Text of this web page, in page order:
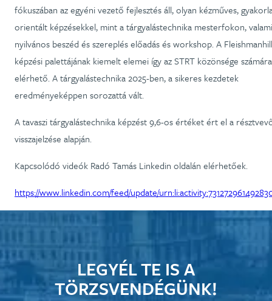
fókuszában az egyéni vezető fejlesztés áll, olyan kézműves,
orientált képzésekkel, mint a tárgyalástechnika mesterfokon,
nyilvános beszéd és szereplés előadás és workshop. A
képzési palettájának kiemelt elemei így az STRT közönsége
elérhető. A tárgyalástechnika 2025-ben, a sikeres kezdetek
eredményeképpen sorozattá vált.
A tavaszi tárgyalástechnika képzést 9,6-os értéket ért el a
visszajelzése alapján.
Kapcsolódó videók Radó Tamás Linkedin oldalán elérhetőek.
https://www.linkedin.com/feed/update/
LEGYÉL TE IS A
TÖRZSVENDÉGÜNK!